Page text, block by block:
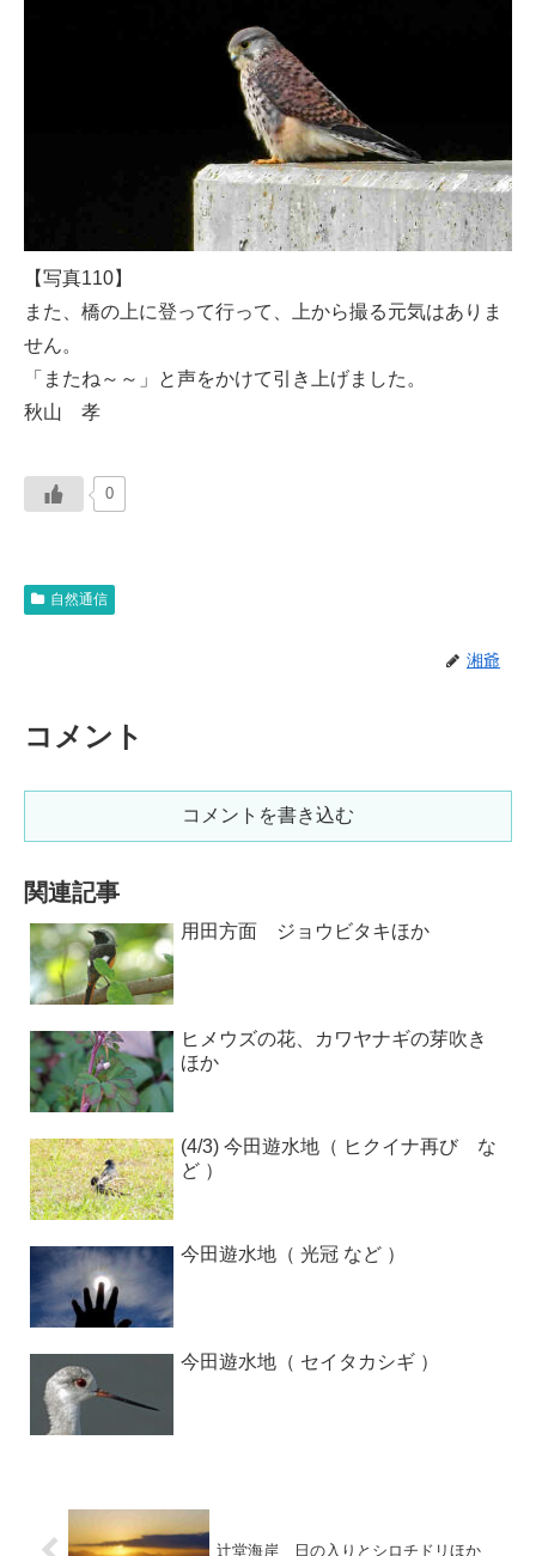
【写真110】
また、橋の上に登って行って、上から撮る元気はありま
せん。
「またね～～」と声をかけて引き上げました。
秋山 孝
0
自然通信
湘爺
コメント
コメントを書き込む
関連記事
用田方面 ジョウビタキほか
ヒメウズの花、カワヤナギの芽吹き
ほか
(4/3) 今田遊水地（ ヒクイナ再び な
ど ）
今田遊水地（ 光冠 など ）
今田遊水地（ セイタカシギ ）
辻堂海岸 日の入りとシロチドリほか